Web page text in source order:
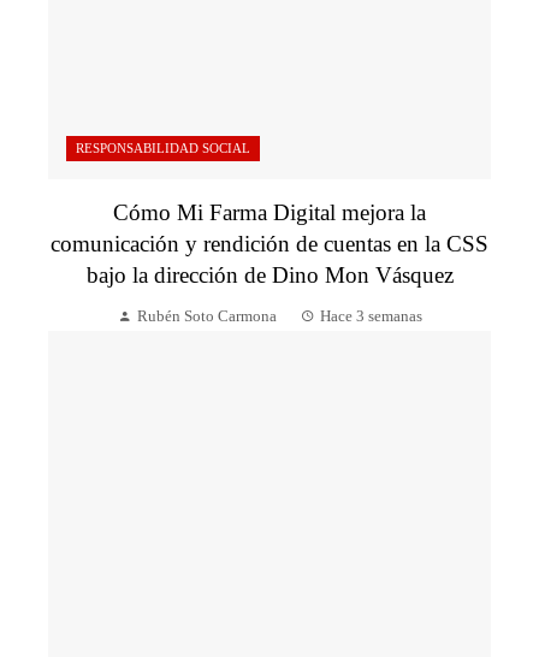
RESPONSABILIDAD SOCIAL
Cómo Mi Farma Digital mejora la
comunicación y rendición de cuentas en la CSS
bajo la dirección de Dino Mon Vásquez
Rubén Soto Carmona Hace 3 semanas